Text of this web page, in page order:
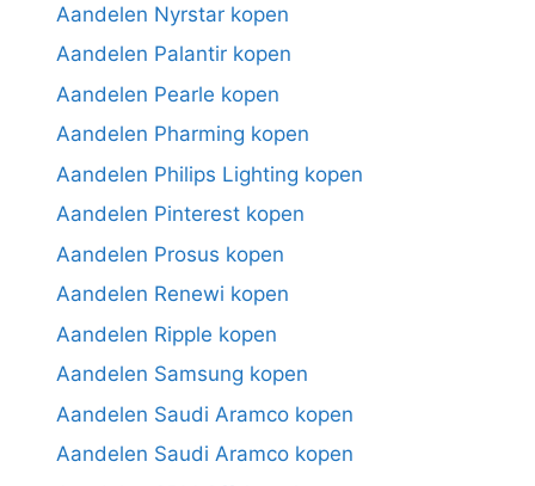
Aandelen Nyrstar kopen
Aandelen Palantir kopen
Aandelen Pearle kopen
Aandelen Pharming kopen
Aandelen Philips Lighting kopen
Aandelen Pinterest kopen
Aandelen Prosus kopen
Aandelen Renewi kopen
Aandelen Ripple kopen
Aandelen Samsung kopen
Aandelen Saudi Aramco kopen
Aandelen Saudi Aramco kopen